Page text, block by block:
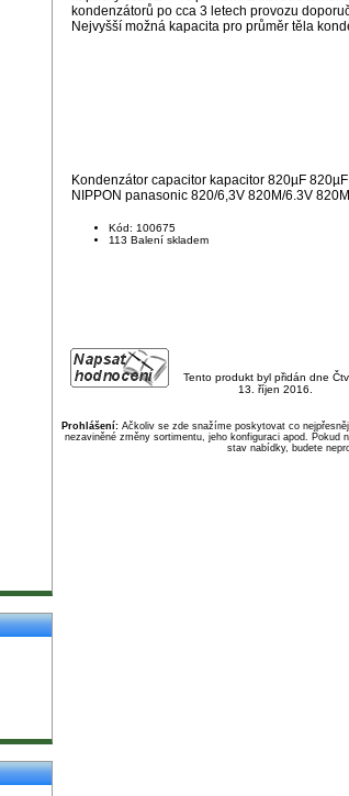
kondenzátorů po cca 3 letech provozu
Nejvyšší možná kapacita pro průměr těla
Kondenzátor capacitor kapacitor 820µF
NIPPON panasonic 820/6,3V 820M/6.3V
Kód: 100675
113 Balení skladem
Tento produkt byl přidán dne
13. říjen 2016.
Prohlášení:Ačkoliv se zde snažíme poskytovat co
nezaviněné změny sortimentu, jeho konfiguraci apod. Pokud
stav nabídky, budete